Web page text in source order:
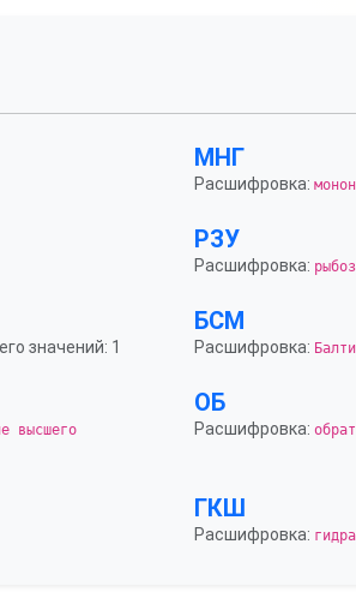
МНГ
Расшифровка:
РЗУ
Расшифровка:
значений: 1
БСМ
Расшифровка:
высшего
ОБ
Расшифровка:
ГКШ
Расшифровка: